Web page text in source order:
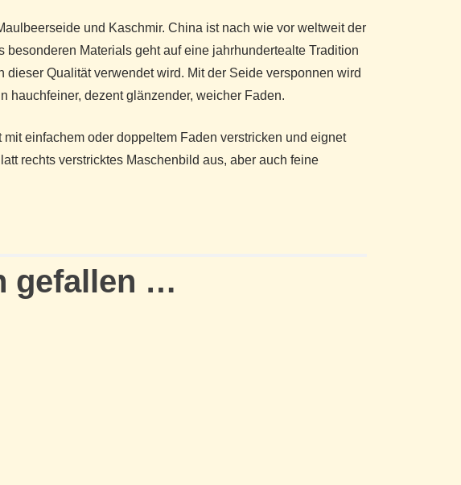
und Kaschmir. China ist nach wie vor weltweit der
Materials geht auf eine jahrhundertealte Tradition
Qualität verwendet wird. Mit der Seide versponnen wird
hauchfeiner, dezent glänzender, weicher Faden.
einfachem oder doppeltem Faden verstricken und eignet
rechts verstricktes Maschenbild aus, aber auch feine
gefallen …